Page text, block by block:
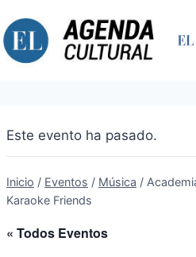
al
contenido
Este evento ha pasado.
Inicio / Eventos / Música /
Karaoke Friends
« Todos Eventos